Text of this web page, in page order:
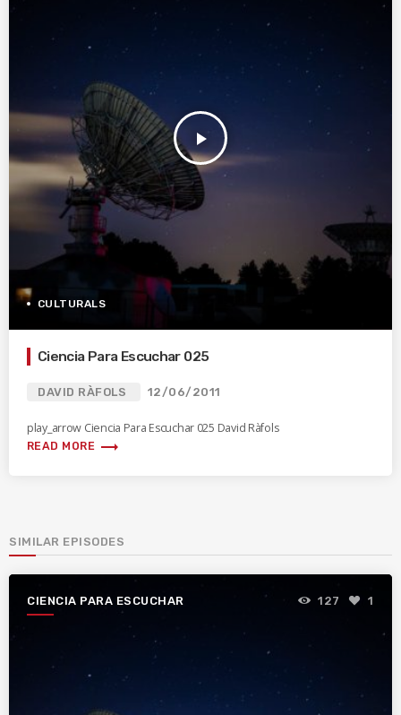
play_arrow
CULTURALS
Ciencia Para Escuchar 025
DAVID RÀFOLS 12/06/2011
play_arrow Ciencia Para Escuchar 025 David Ràfols
READ MORE trending_flat
SIMILAR EPISODES
CIENCIA PARA ESCUCHAR 127 1